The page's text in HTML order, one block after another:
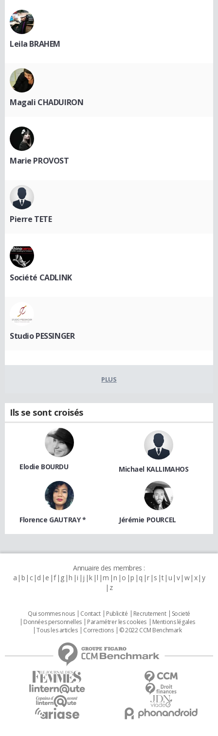
Leila BRAHEM
Magali CHADUIRON
Marie PROVOST
Pierre TETE
Société CADLINK
Studio PESSINGER
PLUS
Ils se sont croisés
Elodie BOURDU Michael KALLIMAHOS
Florence GAUTRAY * Jérémie POURCEL
Annuaire des membres :
a b c d e f g h i j k l m n o p q r s t u v w x y
z
Qui sommes nous Contact Publicité Recrutement
Societé
Données personnelles
Paramétrer les cookies
Mentions légales
Tous les articles
Corrections © 2022 CCM Benchmark